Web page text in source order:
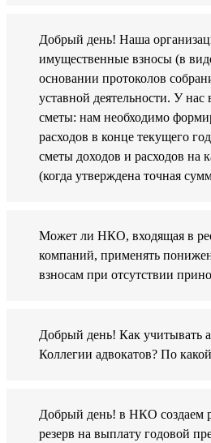
Добрый день! Наша
имущественные взносы (в
основании протоколов
уставной деятельности. У
сметы: нам необходимо
расходов в конце текущего
сметы доходов и расходов на
(когда утверждена точная
Может ли НКО, входящая в
компаний, применять
взносам при отсутствии
Добрый день! Как учитывать
Коллегии адвокатов? По
Добрый день! в НКО создаем
резерв на выплату годовой